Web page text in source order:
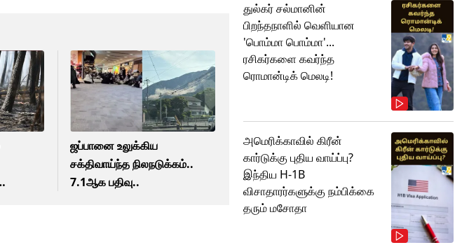
ஜப்பானை உலுக்கிய
சக்திவாய்ந்த நிலநடுக்கம்..
7.1ஆக பதிவு..
துல்கர் சல்மானின்
பிறந்தநாளில் வெளியான
'பொம்மா பொம்மா'...
ரசிகர்களை கவர்ந்த
ரொமான்டிக் மெலடி!
அமெரிக்காவில் கிரீன்
கார்டுக்கு புதிய வாய்ப்பு?
இந்திய H-1B
விசாதாரர்களுக்கு நம்பிக்கை
தரும் மசோதா